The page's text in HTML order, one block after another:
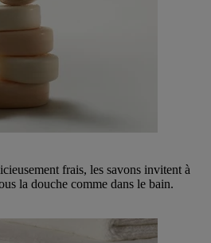
frais, les savons invitent à
la douche comme dans le bain.